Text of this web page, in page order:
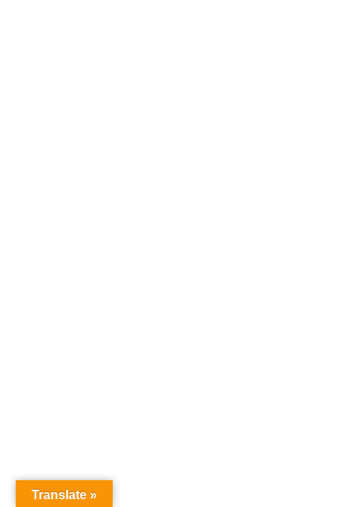
Translate »